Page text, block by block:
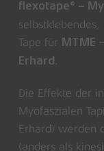
flexotape® –
Tape für
MTME
Erhard .
Die Effekte der
Myofaszialen
Erhard) werden
(anders als